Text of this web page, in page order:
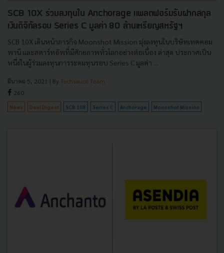
SCB 10X ร่วมลงทุนใน Anchorage แพลตฟอร์มรับฝากสกุล
เงินดิจิทัลรอบ Series C มูลค่า 80 ล้านเหรียญสหรัฐฯ
SCB 10X เดินหน้าภารกิจ Moonshot Mission มุ่งลงทุนในบริษัทเทคคอม
พานี และสตาร์ทอัพที่มีศักยภาพทั่วโลกอย่างต่อเนื่อง ล่าสุด ประกาศเป็น
หนึ่งในผู้ร่วมลงทุนการระดมทุนรอบ Series C มูลค่า ...
มีนาคม 5, 2021 | By Techsauce Team
260
News Deal Digest SCB 10X Series C Anchorage Moonshot Mission